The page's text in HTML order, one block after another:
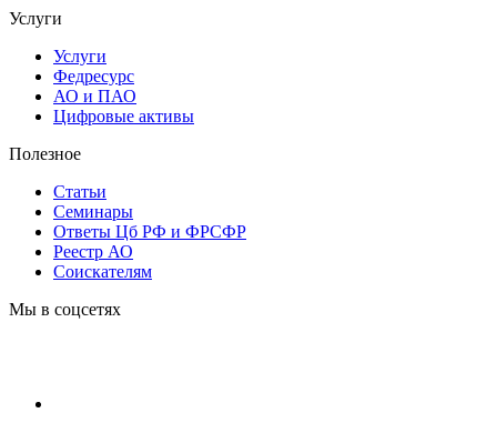
Услуги
Услуги
Федресурс
АО и ПАО
Цифровые активы
Полезное
Статьи
Cеминары
Ответы Цб РФ и ФРСФР
Реестр АО
Соискателям
Мы в соцсетях